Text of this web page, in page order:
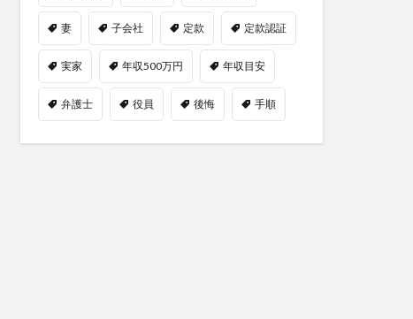
妻 子会社 定款 定款認証
実家 年収500万円 年収目安
弁護士 役員 後悔 手順